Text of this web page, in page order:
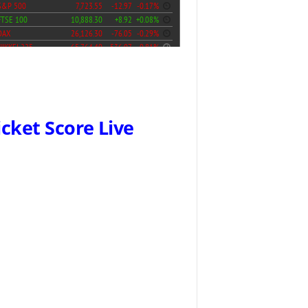
Score Live